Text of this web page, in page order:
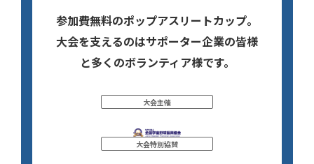
参加費無料のポップアスリートカップ。
大会を支えるのはサポーター企業の皆様
と多くのボランティア様です。
大会主催
大会特別協賛